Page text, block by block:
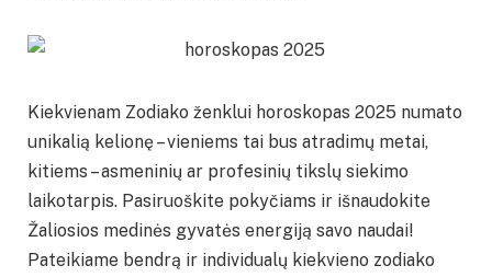
Kiekvienam Zodiako ženklui horoskopas 2025 numato
unikalią kelionę – vieniems tai bus atradimų metai,
kitiems – asmeninių ar profesinių tikslų siekimo
laikotarpis. Pasiruoškite pokyčiams ir išnaudokite
Žaliosios medinės gyvatės energiją savo naudai!
Pateikiame bendrą ir individualų kiekvieno zodiako